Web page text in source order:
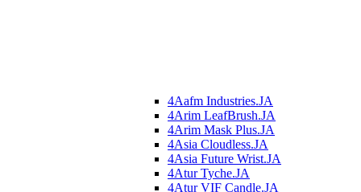
4Aafm Industries.JA
4Arim LeafBrush.JA
4Arim Mask Plus.JA
4Asia Cloudless.JA
4Asia Future Wrist.JA
4Atur Tyche.JA
4Atur VIF Candle.JA